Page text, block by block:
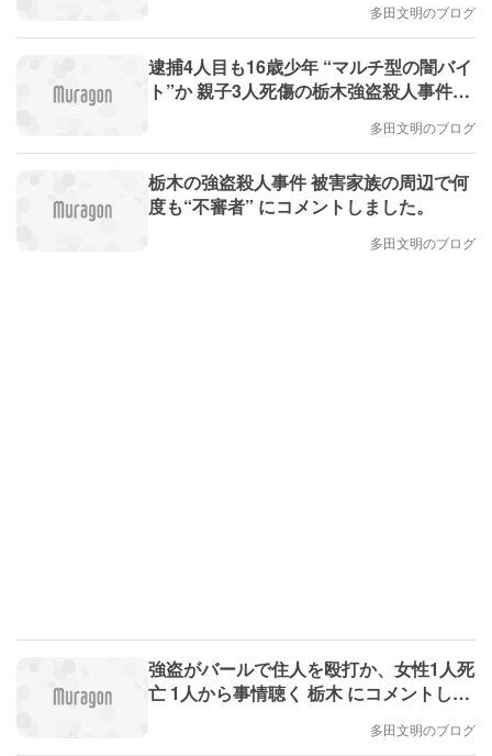
多田文明のブログ
逮捕4人目も16歳少年 “マルチ型の闇バイ
ト”か 親子3人死傷の栃木強盗殺人事件
多田文明のブログ
栃木の強盗殺人事件 被害家族の周辺で何
度も“不審者” にコメントしました。
多田文明のブログ
強盗がバールで住人を殴打か、女性1人死
亡 1人から事情聴く 栃木 にコメントしま
多田文明のブログ